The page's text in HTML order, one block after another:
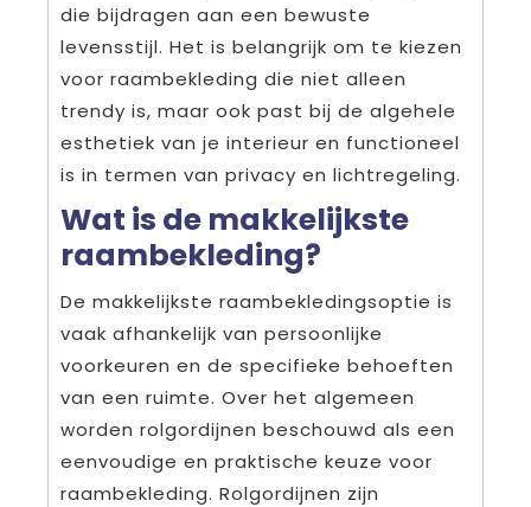
die bijdragen aan een bewuste
levensstijl. Het is belangrijk om te kiezen
voor raambekleding die niet alleen
trendy is, maar ook past bij de algehele
esthetiek van je interieur en functioneel
is in termen van privacy en lichtregeling.
Wat is de makkelijkste
raambekleding?
De makkelijkste raambekledingsoptie is
vaak afhankelijk van persoonlijke
voorkeuren en de specifieke behoeften
van een ruimte. Over het algemeen
worden rolgordijnen beschouwd als een
eenvoudige en praktische keuze voor
raambekleding. Rolgordijnen zijn